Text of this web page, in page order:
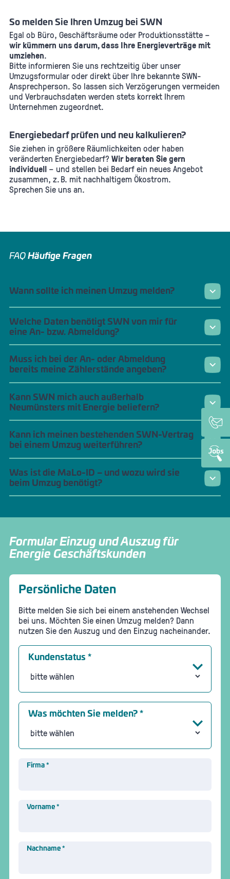
So melden Sie Ihren Umzug bei SWN
Egal ob Büro, Geschäftsräume oder Produktionsstätte –
wir kümmern uns darum, dass Ihre Energieverträge mit
umziehen.
Bitte informieren Sie uns rechtzeitig über unser
Umzugsformular oder direkt über Ihre bekannte SWN-
Ansprechperson. So lassen sich Verzögerungen vermeiden
und Verbrauchsdaten werden stets korrekt Ihrem
Unternehmen zugeordnet.
Energiebedarf prüfen und neu kalkulieren?
Sie ziehen in größere Räumlichkeiten oder haben
veränderten Energiebedarf? Wir beraten Sie gern
individuell – und stellen bei Bedarf ein neues Angebot
zusammen, z. B. mit nachhaltigem Ökostrom.
Sprechen Sie uns an.
FAQ Häufige Fragen
Wann sollte ich meinen Umzug melden?
Welche Daten benötigt SWN von mir für
eine An- bzw. Abmeldung?
Muss ich bei der An- oder Abmeldung
bereits meine Zählerstände angeben?
Kann SWN mich auch außerhalb
Neumünsters mit Energie beliefern?
Kann ich meinen bestehenden SWN-Vertrag
bei einem Umzug weiterführen?
Was ist die MaLo-ID – und wozu wird sie
beim Umzug benötigt?
Formular Einzug und Auszug für
Energie Geschäftskunden
Persönliche Daten
Bitte melden Sie sich bei einem anstehenden Wechsel
bei uns. Möchten Sie einen Umzug melden? Dann
nutzen Sie den Auszug und den Einzug nacheinander.
Kundenstatus *
Was möchten Sie melden? *
Firma *
Vorname *
Nachname *